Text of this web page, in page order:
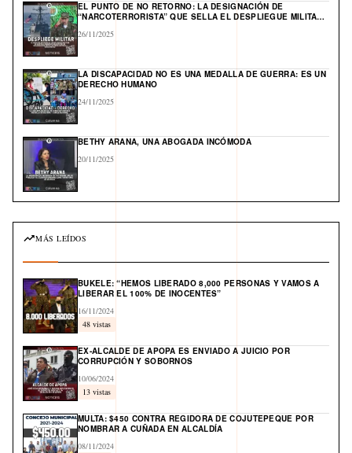
EL PUNTO DE NO RETORNO: LA DESIGNACIÓN DE
“NARCOTERRORISTA” QUE SELLA EL DESPLIEGUE MILITAR
26/11/2025
LA DISCAPACIDAD NO ES UNA MEDALLA DE GUERRA: ES UN
DERECHO HUMANO
24/11/2025
BETHY ARANA, UNA ABOGADA INCÓMODA
20/11/2025
MÁS LEÍDOS
BUKELE: “HEMOS LIBERADO 8,000 PERSONAS Y VAMOS A
LIBERAR EL 100% DE INOCENTES”
16/11/2024
48 vistas
EX-ALCALDE DE APOPA ES ENVIADO A JUICIO POR
CORRUPCIÓN Y SOBORNOS
10/06/2024
13 vistas
MULTA: $450 CONTRA REGIDORA DE COJUTEPEQUE POR
NOMBRAR A CUÑADA EN ALCALDÍA
08/11/2024